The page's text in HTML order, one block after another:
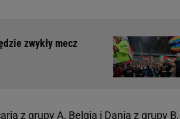
zwykły mecz
z grupy A, Belgia i Dania z grupy B,